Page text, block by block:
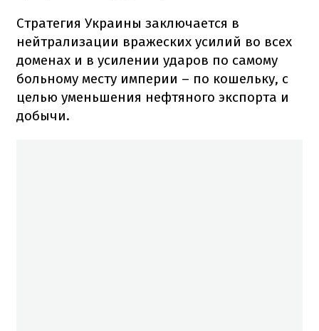
Стратегия Украины заключается в
нейтрализации вражеских усилий во всех
доменах и в усилении ударов по самому
больному месту империи – по кошельку, с
целью уменьшения нефтяного экспорта и
добычи.